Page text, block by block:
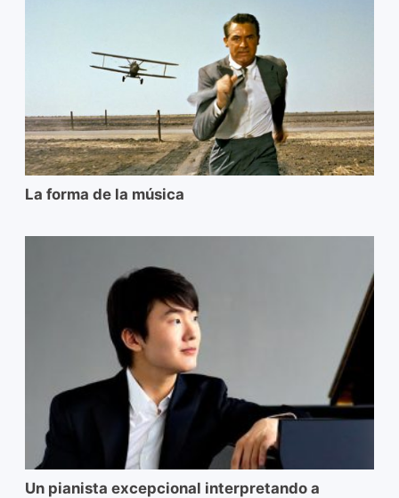
La forma de la música
Un pianista excepcional interpretando a